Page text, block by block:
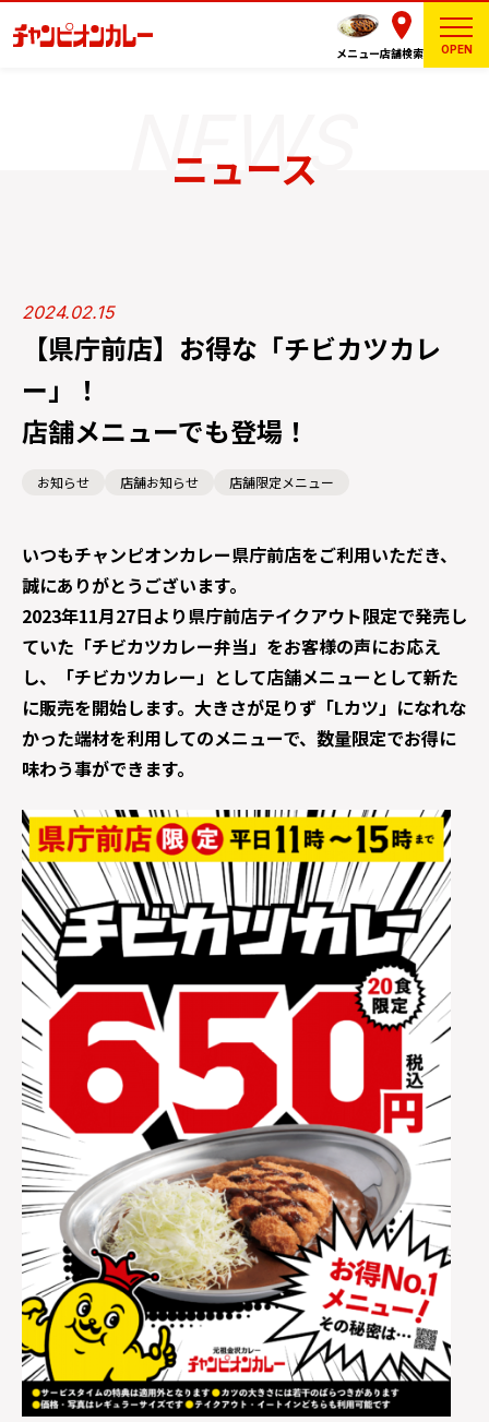
メニュー店舗検索 OPEN
ニュース
2024.02.15
【県庁前店】お得な「チビカツカレ
ー」！
店舗メニューでも登場！
お知らせ 店舗お知らせ 店舗限定メニュー
いつもチャンピオンカレー県庁前店をご利用いただき、
誠にありがとうございます。
2023年11月27日より県庁前店テイクアウト限定で発売し
ていた「チビカツカレー弁当」をお客様の声にお応え
し、「チビカツカレー」として店舗メニューとして新た
に販売を開始します。大きさが足りず「Lカツ」になれな
かった端材を利用してのメニューで、数量限定でお得に
味わう事ができます。